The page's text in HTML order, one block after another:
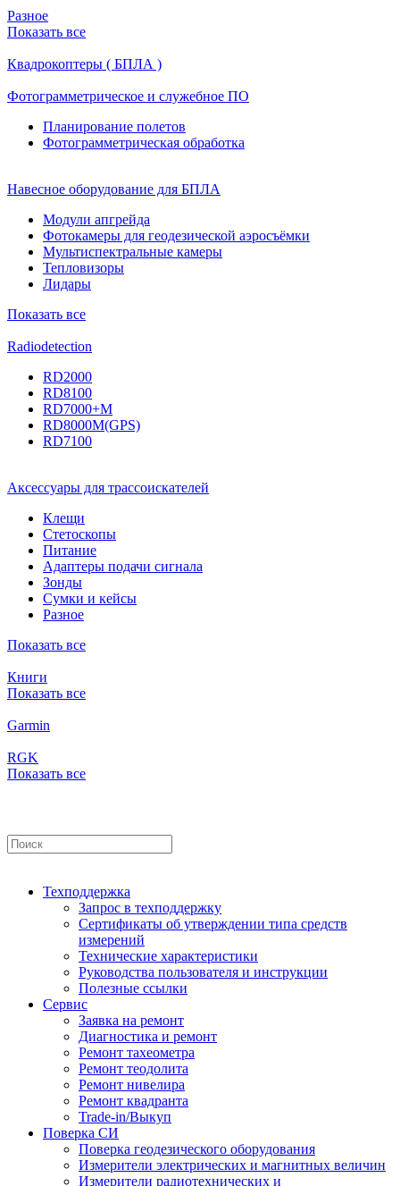
Разное
Показать все
Квадрокоптеры ( БПЛА )
Фотограмметрическое и служебное ПО
Планирование полетов
Фотограмметрическая обработка
Навесное оборудование для БПЛА
Модули апгрейда
Фотокамеры для геодезической аэросъёмки
Мультиспектральные камеры
Тепловизоры
Лидары
Показать все
Radiodetection
RD2000
RD8100
RD7000+M
RD8000M(GPS)
RD7100
Аксессуары для трассоискателей
Клещи
Стетоскопы
Питание
Адаптеры подачи сигнала
Зонды
Сумки и кейсы
Разное
Показать все
Книги
Показать все
Garmin
RGK
Показать все
Техподдержка
Запрос в техподдержку
Сертификаты об утверждении типа средств
измерений
Технические характеристики
Руководства пользователя и инструкции
Полезные ссылки
Сервис
Заявка на ремонт
Диагностика и ремонт
Ремонт тахеометра
Ремонт теодолита
Ремонт нивелира
Ремонт квадранта
Trade-in/Выкуп
Поверка СИ
Поверка геодезического оборудования
Измерители электрических и магнитных величин
Измерители радиотехнических и